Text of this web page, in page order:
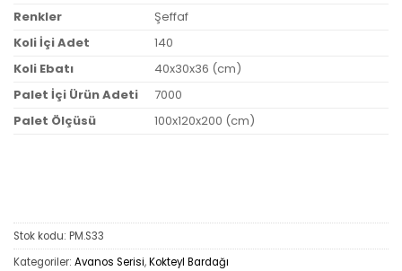
Renkler
Şeffaf
Koli İçi Adet
140
Koli Ebatı
40x30x36 (cm)
Palet İçi Ürün Adeti
7000
Palet Ölçüsü
100x120x200 (cm)
Stok kodu: PM.S33
Kategoriler: Avanos Serisi,Kokteyl Bardağı